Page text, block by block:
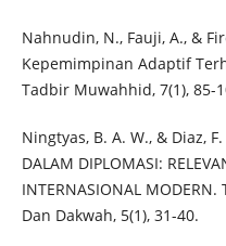
Nahnudin, N., Fauji, A., &
Kepemimpinan Adaptif
Tadbir Muwahhid, 7(1), 85-
Ningtyas, B. A. W., & Diaz, F.
DALAM DIPLOMASI:
INTERNASIONAL
Dan Dakwah, 5(1), 31-40.